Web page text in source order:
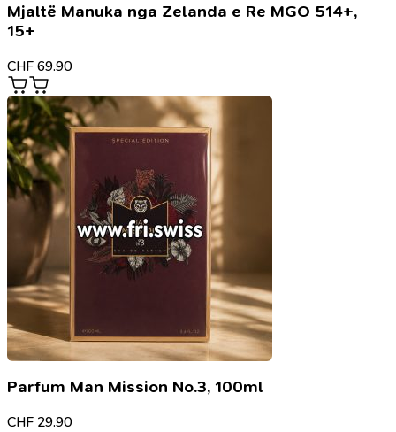
Mjaltë Manuka nga Zelanda e Re MGO 514+,
15+
CHF 69.90
Parfum Man Mission No.3, 100ml
CHF 29.90